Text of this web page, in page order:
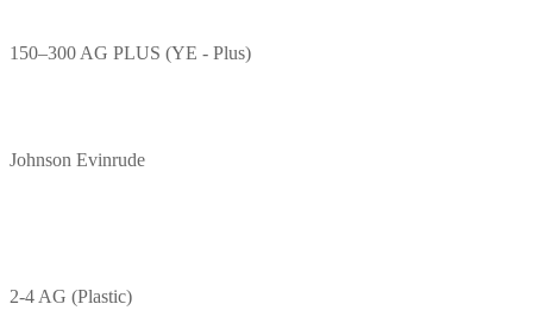
150–300 AG PLUS (YE - Plus)
Johnson Evinrude
2-4 AG (Plastic)